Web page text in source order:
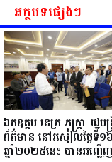
អត្ថបទផ្សេងៗ
ឯកឧត្តម នេត្រ ភក្ត្រា រដ្ឋម
ព័ត៌មាន នៅរសៀលថ្ងៃទី១
ឆ្នាំ២០២៥នេះ បានអញ្ជើញ